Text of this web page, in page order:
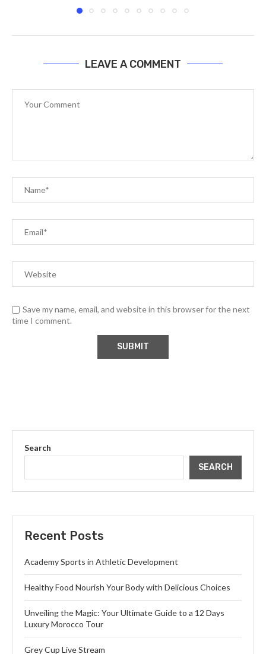
LEAVE A COMMENT
Save my name, email, and website in this browser for the next
time I comment.
Search
SEARCH
Recent Posts
Academy Sports in Athletic Development
Healthy Food Nourish Your Body with Delicious Choices
Unveiling the Magic: Your Ultimate Guide to a 12 Days
Luxury Morocco Tour
Grey Cup Live Stream